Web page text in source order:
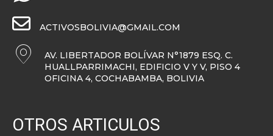
ACTIVOSBOLIVIA@GMAIL.COM
AV. LIBERTADOR BOLÍVAR N°1879 ESQ. C.
HUALLPARRIMACHI, EDIFICIO V Y V, PISO 4
OFICINA 4, COCHABAMBA, BOLIVIA
OTROS ARTICULOS